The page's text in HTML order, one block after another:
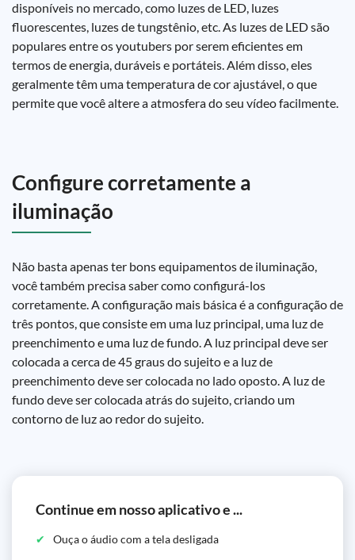
disponíveis no mercado, como luzes de LED, luzes
fluorescentes, luzes de tungstênio, etc. As luzes de LED são
populares entre os youtubers por serem eficientes em
termos de energia, duráveis e portáteis. Além disso, eles
geralmente têm uma temperatura de cor ajustável, o que
permite que você altere a atmosfera do seu vídeo facilmente.
Configure corretamente a
iluminação
Não basta apenas ter bons equipamentos de iluminação,
você também precisa saber como configurá-los
corretamente. A configuração mais básica é a configuração de
três pontos, que consiste em uma luz principal, uma luz de
preenchimento e uma luz de fundo. A luz principal deve ser
colocada a cerca de 45 graus do sujeito e a luz de
preenchimento deve ser colocada no lado oposto. A luz de
fundo deve ser colocada atrás do sujeito, criando um
contorno de luz ao redor do sujeito.
Continue em nosso aplicativo e ...
Ouça o áudio com a tela desligada